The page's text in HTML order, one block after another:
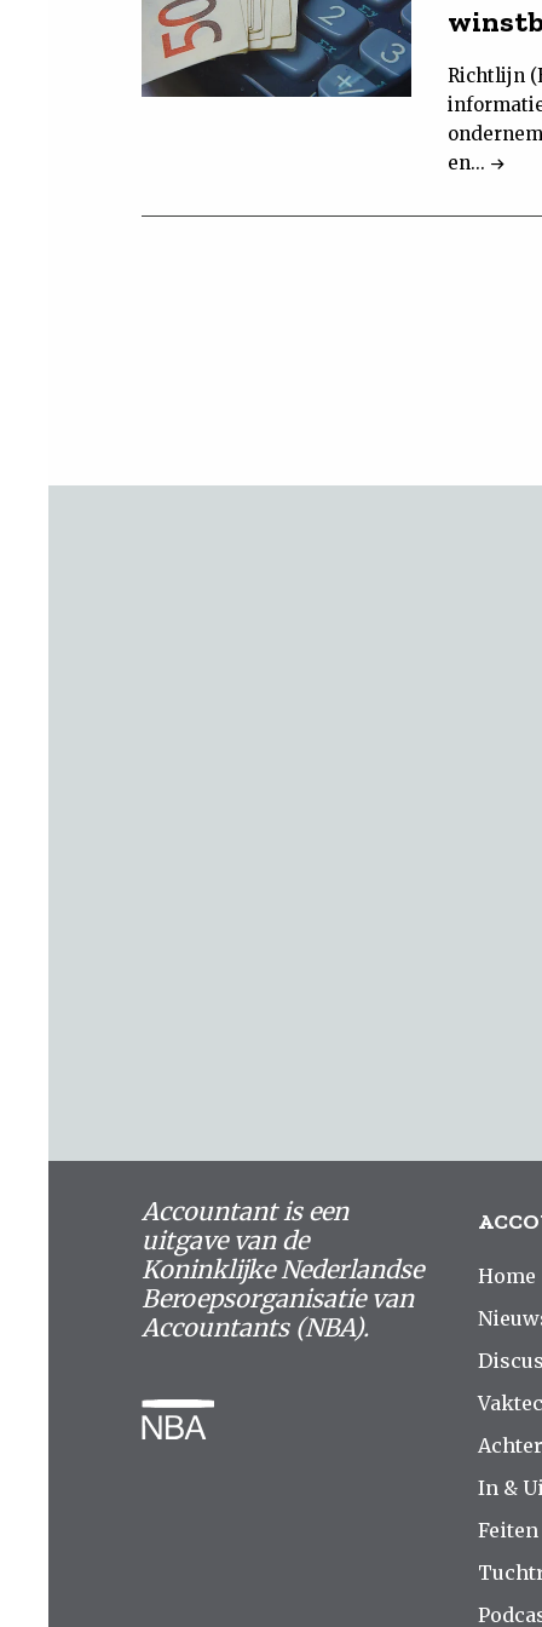
Richtlijn
en...
Accountant is een
uitgave van de
Koninklijke Nederlandse
Beroepsorganisatie van
Accountants (NBA).
Home
In &